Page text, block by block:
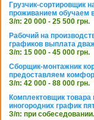
Грузчик-сортировщик
проживанием обучаем
З/п: 20 000 - 25 500 грн.
Рабочий на
графиков выплата
З/п: 15 000 - 45 000 грн.
Сборщик-монтажник
предоставляем
З/п: 42 000 - 88 000 грн.
Комплектовщик
иногородних график
З/п: при собеседовании.